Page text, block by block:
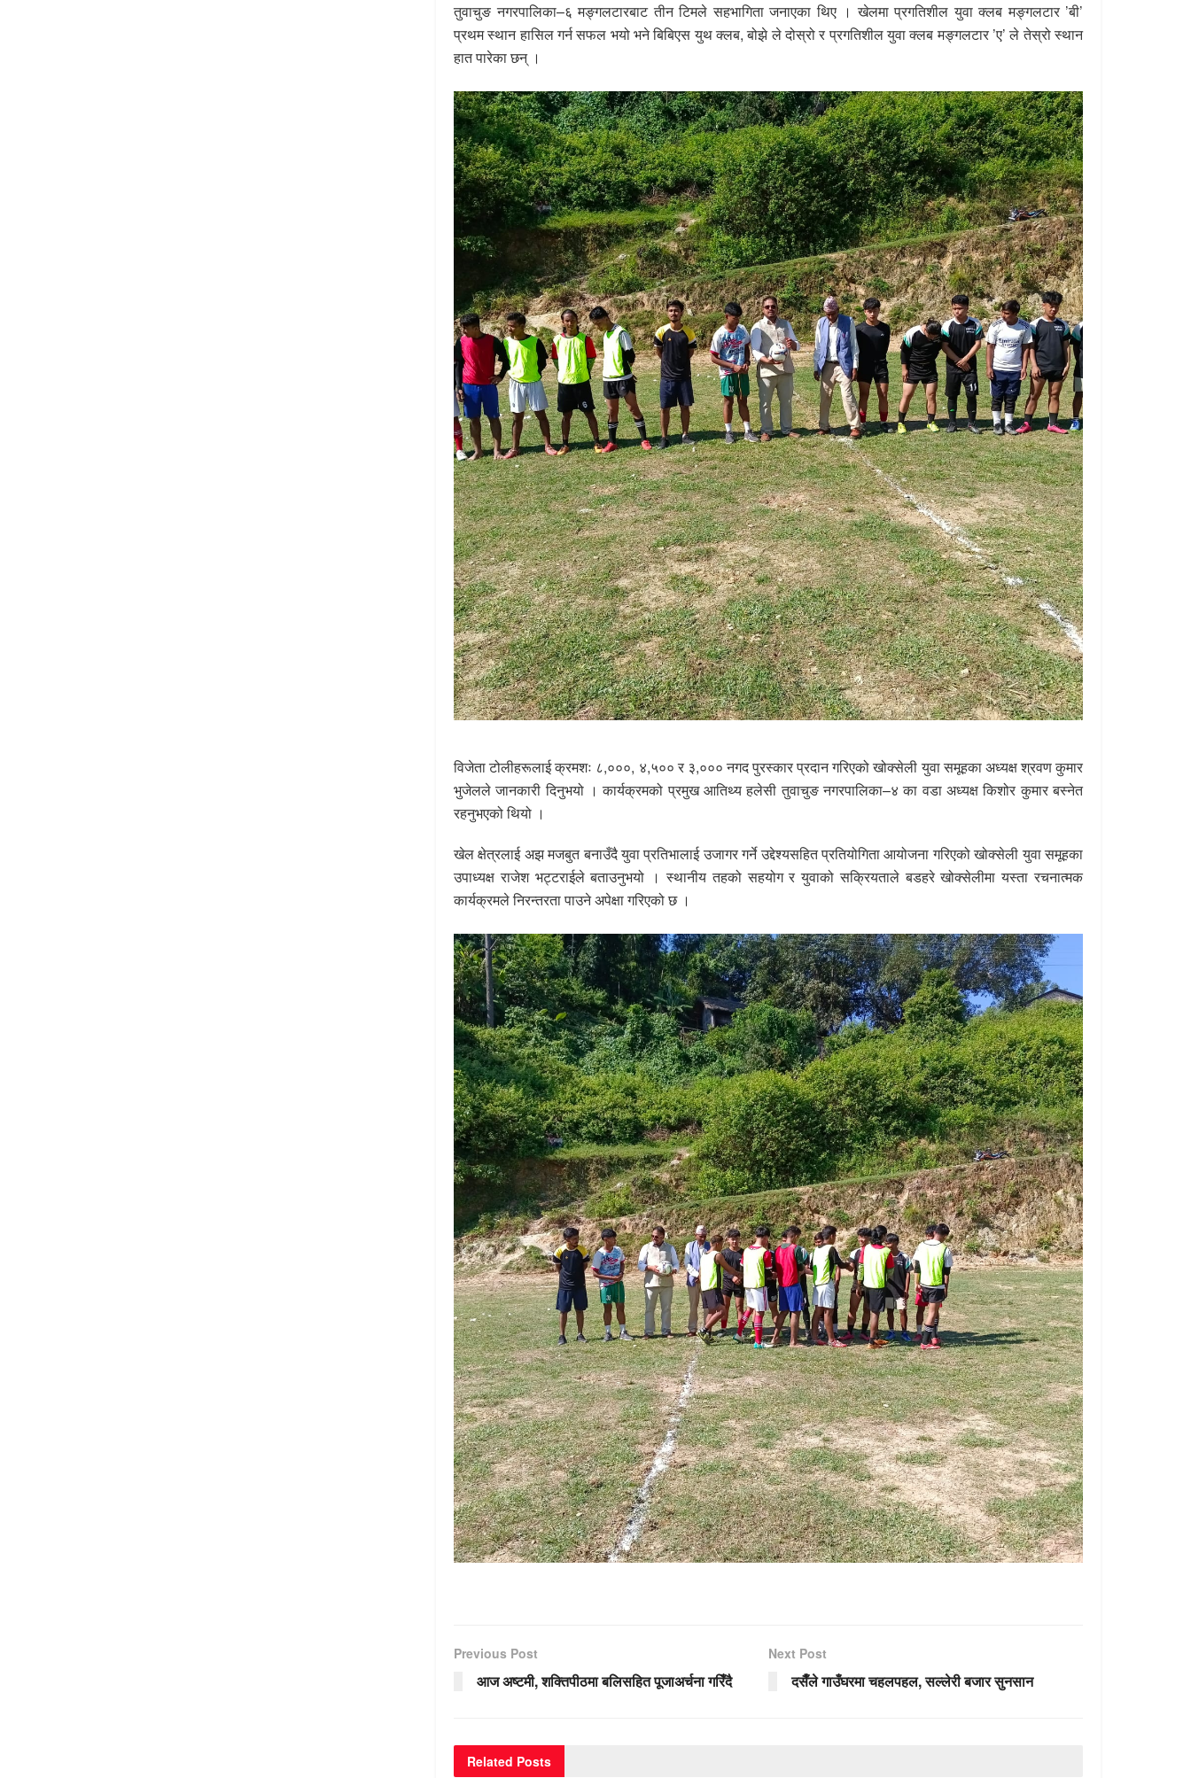
तुवाचुङ नगरपालिका–६ मङ्गलटारबाट तीन टिमले सहभागिता जनाएका थिए । खेलमा प्रगतिशील युवा क्लब मङ्गलटार ’बी’
प्रथम स्थान हासिल गर्न सफल भयो भने बिबिएस युथ क्लब, बोझे ले दोस्रो र प्रगतिशील युवा क्लब मङ्गलटार ’ए’ ले तेस्रो स्थान
हात पारेका छन् ।
विजेता टोलीहरूलाई क्रमशः ८,०००, ४,५०० र ३,००० नगद पुरस्कार प्रदान गरिएको खोक्सेली युवा समूहका अध्यक्ष श्रवण कुमार
भुजेलले जानकारी दिनुभयो । कार्यक्रमको प्रमुख आतिथ्य हलेसी तुवाचुङ नगरपालिका–४ का वडा अध्यक्ष किशोर कुमार बस्नेत
रहनुभएको थियो ।
खेल क्षेत्रलाई अझ मजबुत बनाउँदै युवा प्रतिभालाई उजागर गर्ने उद्देश्यसहित प्रतियोगिता आयोजना गरिएको खोक्सेली युवा समूहका
उपाध्यक्ष राजेश भट्टराईले बताउनुभयो । स्थानीय तहको सहयोग र युवाको सक्रियताले बडहरे खोक्सेलीमा यस्ता रचनात्मक
कार्यक्रमले निरन्तरता पाउने अपेक्षा गरिएको छ ।
Previous Post
आज अष्टमी, शक्तिपीठमा बलिसहित पूजाअर्चना गरिँदै
Next Post
दसैँले गाउँघरमा चहलपहल, सल्लेरी बजार सुनसान
Related Posts